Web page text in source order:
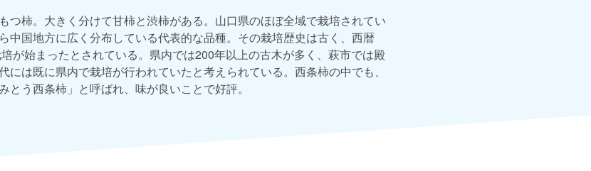
つ柿。大きく分けて甘柿と渋柿がある。山口県のほぼ全域で栽培されてい
中国地方に広く分布している代表的な品種。その栽培歴史は古く、西暦
が始まったとされている。県内では200年以上の古木が多く、萩市では殿
には既に県内で栽培が行われていたと考えられている。西条柿の中でも、
う西条柿」と呼ばれ、味が良いことで好評。